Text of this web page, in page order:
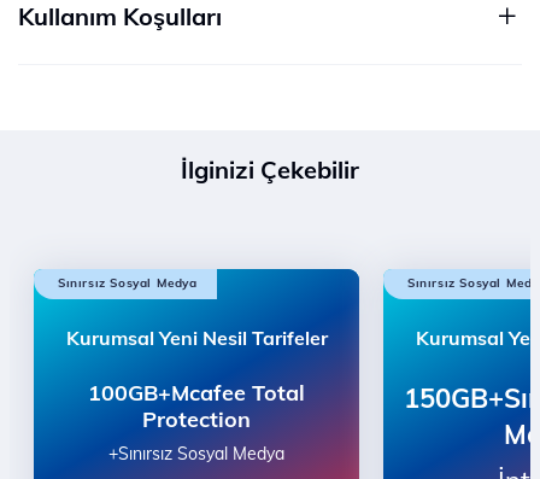
Kullanım Koşulları
İlginizi Çekebilir
Sınırsız Sosyal Medya
Kurumsal Yeni Nesil Tarifeler
100GB+Mcafee Total
Protection
+Sınırsız Sosyal Medya
Sınırsız Sosyal
Kurumsal